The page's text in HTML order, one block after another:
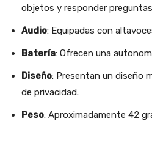
objetos y responder
Audio: Equipadas con
Batería: Ofrecen una
Diseño: Presentan un diseño
de privacidad.
Peso: Aproximadamente 42